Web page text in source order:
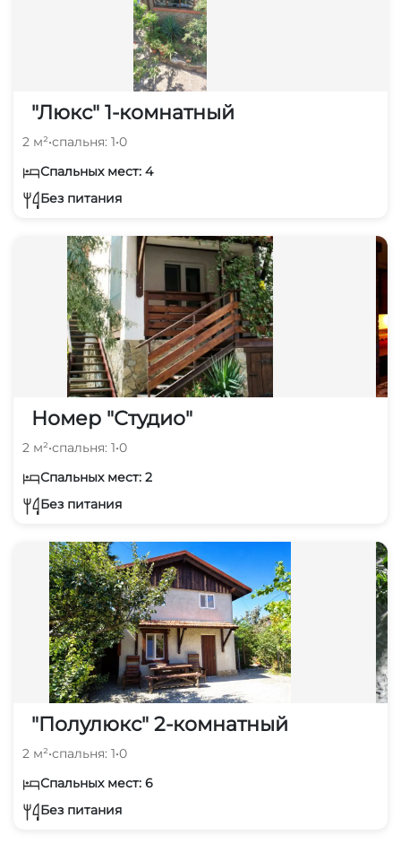
"Люкс" 1-комнатный
2 м²•спальня: 1•0
Спальных мест: 4
Без питания
Номер "Студио"
2 м²•спальня: 1•0
Спальных мест: 2
Без питания
"Полулюкс" 2-комнатный
2 м²•спальня: 1•0
Спальных мест: 6
Без питания